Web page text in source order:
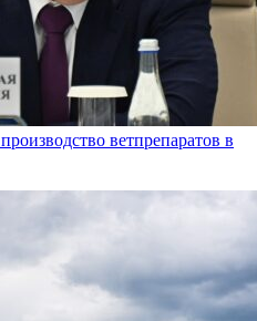
ветпрепаратов в